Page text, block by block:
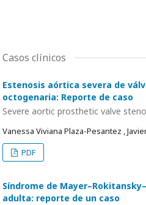
Casos clínicos
Estenosis aórtica severa de
octogenaria: Reporte de caso
Severe aortic prosthetic valve
Vanessa Viviana Plaza-Pesantez ,
PDF
Síndrome de
adulta: reporte de un caso